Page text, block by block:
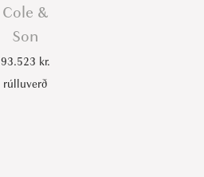
Cole &
Son
93.523 kr.
rúlluverð